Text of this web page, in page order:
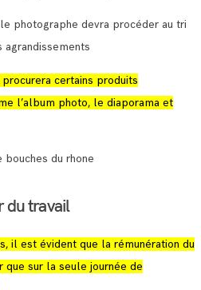
photographe devra procéder au tri
certains produits
l’album photo, le diaporama et
du travail
il est évident que la rémunération du
sur la seule journée de